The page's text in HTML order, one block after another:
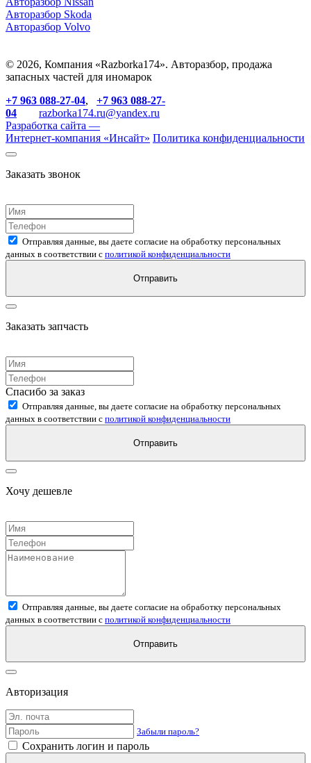
Авторазбор Skoda
Авторазбор Volvo
© 2026, Компания «Razborka174». Авторазбор, продажа
запасных частей для иномарок
+7 963 088-27-04, +7 963 088-27-
04
razborka174.ru@yandex.ru
Разработка сайта —
Интернет-компания «Инсайт» Политика конфиденциальности
Заказать звонок
Отправляя данные, вы даете согласие на обработку персональных
данных в соответствии с политикой конфиденциальности
Отправить
Заказать запчасть
Спасибо за заказ
Отправляя данные, вы даете согласие на обработку персональных
данных в соответствии с политикой конфиденциальности
Отправить
Хочу дешевле
Отправляя данные, вы даете согласие на обработку персональных
данных в соответствии с политикой конфиденциальности
Отправить
Авторизация
Забыли пароль?
Сохранить логин и пароль